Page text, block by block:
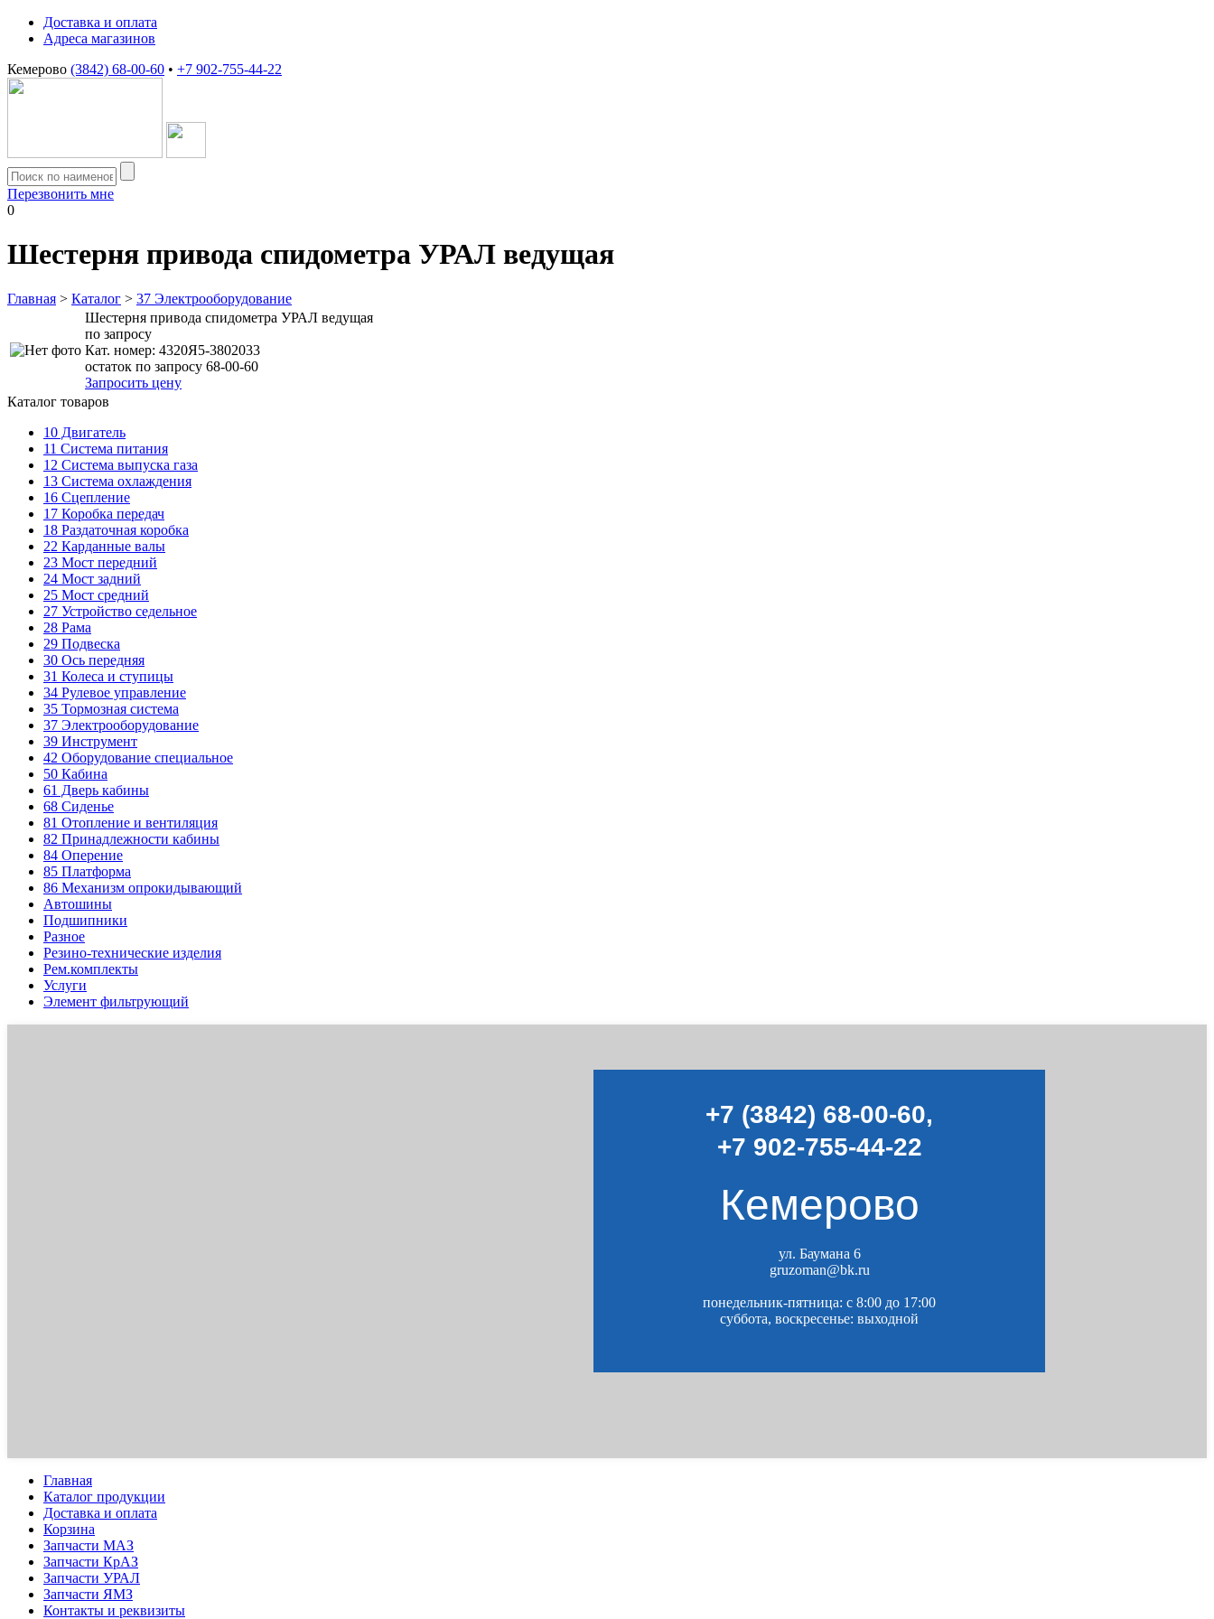
Доставка и оплата
Адреса магазинов
Кемерово (3842) 68-00-60 • +7 902-755-44-22
Перезвонить мне
0
Шестерня привода спидометра УРАЛ ведущая
Главная > Каталог > 37 Электрооборудование
Шестерня привода спидометра УРАЛ ведущая
по запросу
Кат. номер: 4320Я5-3802033
остаток по запросу 68-00-60
Запросить цену
Каталог товаров
10 Двигатель
11 Система питания
12 Система выпуска газа
13 Система охлаждения
16 Сцепление
17 Коробка передач
18 Раздаточная коробка
22 Карданные валы
23 Мост передний
24 Мост задний
25 Мост средний
27 Устройство седельное
28 Рама
29 Подвеска
30 Ось передняя
31 Колеса и ступицы
34 Рулевое управление
35 Тормозная система
37 Электрооборудование
39 Инструмент
42 Оборудование специальное
50 Кабина
61 Дверь кабины
68 Сиденье
81 Отопление и вентиляция
82 Принадлежности кабины
84 Оперение
85 Платформа
86 Механизм опрокидывающий
Автошины
Подшипники
Разное
Резино-технические изделия
Рем.комплекты
Услуги
Элемент фильтрующий
+7 (3842) 68-00-60,
+7 902-755-44-22
Кемерово
ул. Баумана 6
gruzoman@bk.ru
понедельник-пятница: c 8:00 до 17:00
суббота, воскресенье: выходной
Главная
Каталог продукции
Доставка и оплата
Корзина
Запчасти МАЗ
Запчасти КрАЗ
Запчасти УРАЛ
Запчасти ЯМЗ
Контакты и реквизиты